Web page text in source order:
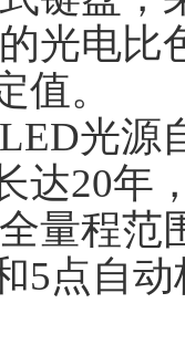
光电比
值。
光源
达20年
量程范
5点自